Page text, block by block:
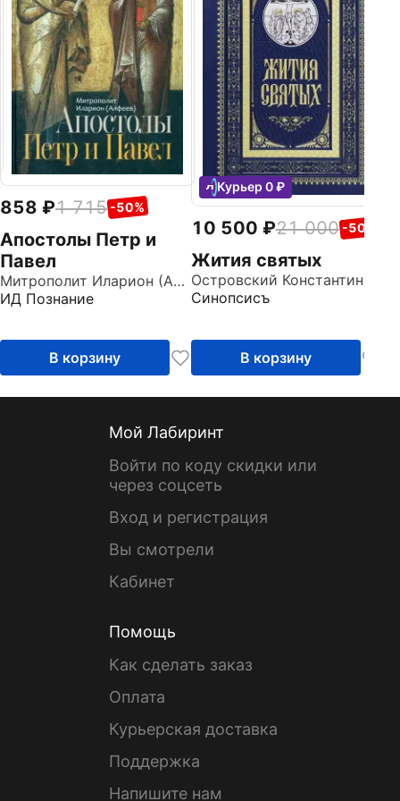
858 1 715 -50%
Апостолы Петр и
Павел
Митрополит Иларион (Алфеев)
ИД Познание
В корзину
Курьер 0 ₽
10 500 21 000 -50%
Жития святых
Островский Константин
Синопсисъ
В корзину
Мой Лабиринт
Войти по коду скидки или
через соцсеть
Вход и регистрация
Вы смотрели
Кабинет
Помощь
Как сделать заказ
Оплата
Курьерская доставка
Поддержка
Напишите нам